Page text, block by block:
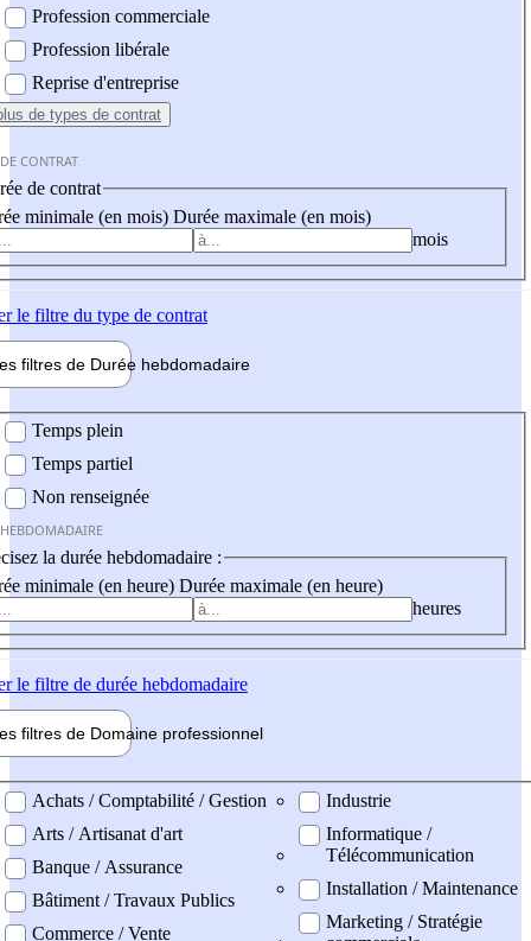
Profession commerciale
Profession libérale
Reprise d'entreprise
de types de contrat
CONTRAT
de contrat
minimale (en mois) Durée maximale (en mois)
mois
le filtre du type de contrat
filtres de Durée hebdomadaire
Temps plein
Temps partiel
Non renseignée
la durée hebdomadaire :
minimale (en heure) Durée maximale (en heure)
heures
le filtre de durée hebdomadaire
filtres de Domaine professionnel
professionel
Achats / Comptabilité / Gestion
Arts / Artisanat d'art
Banque / Assurance
Bâtiment / Travaux Publics
Commerce / Vente
Industrie
Informatique /
Télécommunication
Installation / Maintenance
Marketing / Stratégie